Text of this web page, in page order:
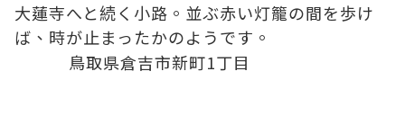
大蓮寺へと続く小路。並ぶ赤い灯籠の間を歩け
ば、時が止まったかのようです。
鳥取県倉吉市新町1丁目